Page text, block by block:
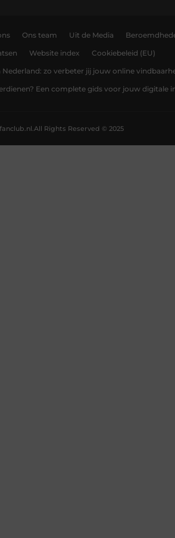
Ons team Uit de Media
Website index Cookiebeleid (EU)
Nederland: zo verbeter jij jouw online
Een complete gids voor jouw digitale
All Rights Reserved © 2025